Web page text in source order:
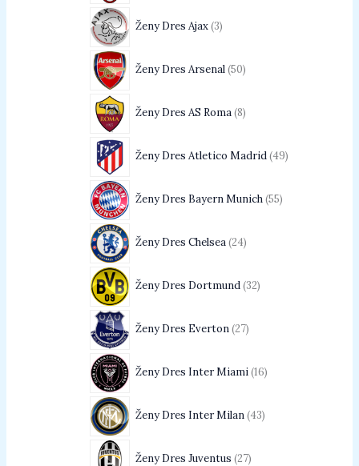
Ženy Dres Ajax 3
Ženy Dres Arsenal 50
Ženy Dres AS Roma 8
Ženy Dres Atletico Madrid 49
Ženy Dres Bayern Munich 55
Ženy Dres Chelsea 24
Ženy Dres Dortmund 32
Ženy Dres Everton 27
Ženy Dres Inter Miami 16
Ženy Dres Inter Milan 43
Ženy Dres Juventus 27